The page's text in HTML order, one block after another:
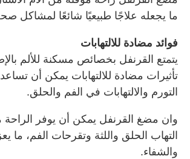
ما يجعله علاجًا طبيعيًا شائعًا لمشاكل
فوائد مضادة للالتهابات
يتمتع القرنفل بخصائص مسكنة للألم
تأثيرات مضادة للالتهابات يمكن أن
التورم والالتهابات في الفم والحلق.
وان مضغ القرنفل يمكن أن يوفر
التهاب الحلق واللثة وتقرحات الفم، ما
والشفاء.